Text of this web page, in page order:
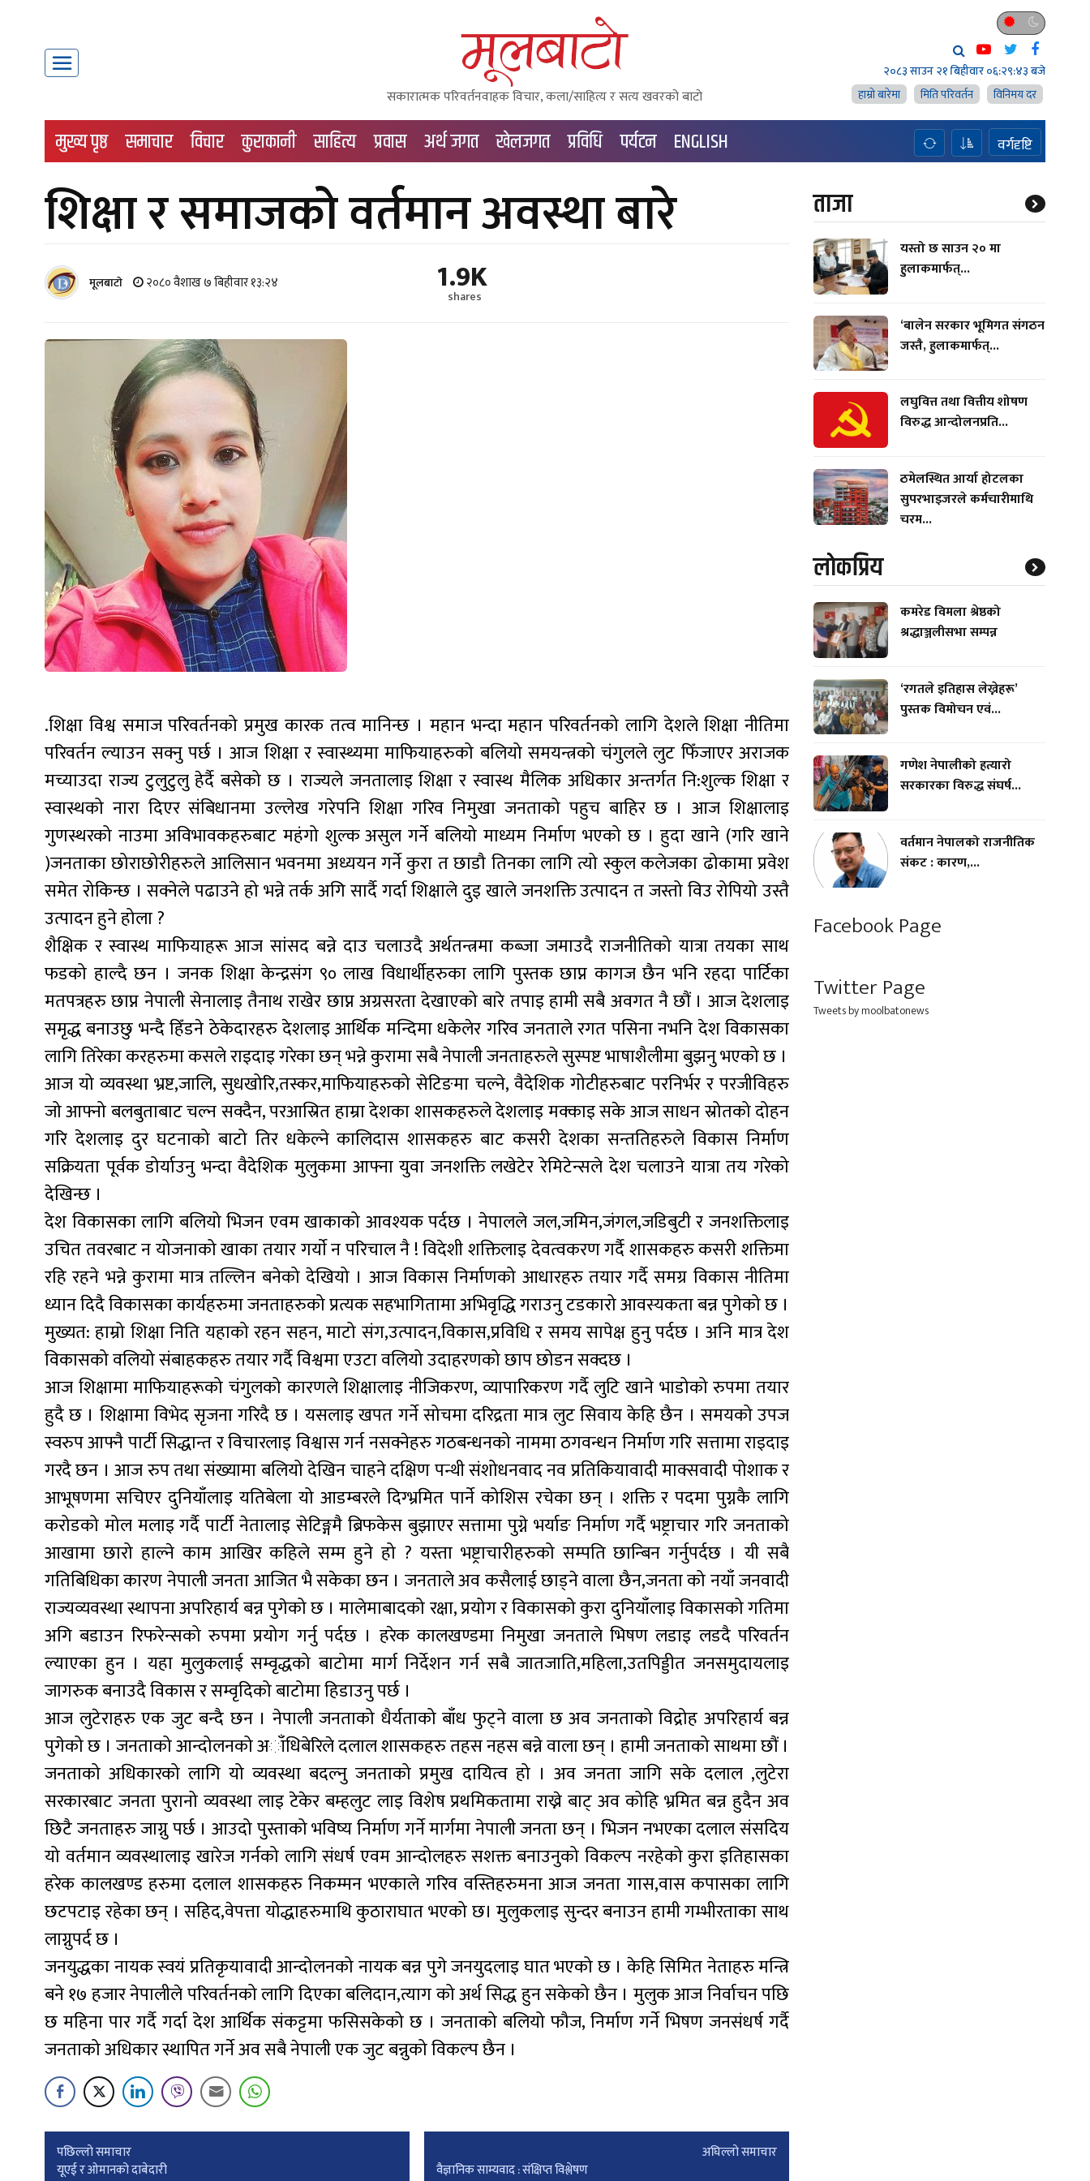
सकारात्मक परिवर्तनवाहक विचार, कला/साहित्य र सत्य खवरको बाटाे
२०८३ साउन २१ बिहीवार०६:२९:४४ बजे
हाम्राे बारेमा
मिति परिवर्तन विनिमय दर
मुख्य पृष्ठ समाचार विचार कुराकानी साहित्य प्रवास अर्थ जगत खेलजगत प्रविधि पर्यटन ENGLISH वर्गदृष्टि
शिक्षा र समाजको वर्तमान अवस्था बारे
मूलबाटाे २०८० वैशाख ७ बिहीवार १३:२४ 1.9K
shares
.शिक्षा विश्व समाज परिवर्तनको प्रमुख कारक तत्व मानिन्छ । महान भन्दा महान परिवर्तनको लागि देशले शिक्षा नीतिमा
परिवर्तन ल्याउन सक्नु पर्छ । आज शिक्षा र स्वास्थ्यमा माफियाहरुको बलियो समयन्त्रको चंगुलले लुट फिँजाएर अराजक
मच्याउदा राज्य टुलुटुलु हेर्दै बसेको छ । राज्यले जनतालाइ शिक्षा र स्वास्थ मैलिक अधिकार अन्तर्गत नि:शुल्क शिक्षा र
स्वास्थको नारा दिएर संबिधानमा उल्लेख गरेपनि शिक्षा गरिव निमुखा जनताको पहुच बाहिर छ । आज शिक्षालाइ
गुणस्थरको नाउमा अविभावकहरुबाट महंगो शुल्क असुल गर्ने बलियो माध्यम निर्माण भएको छ । हुदा खाने (गरि खाने
)जनताका छोराछोरीहरुले आलिसान भवनमा अध्ययन गर्ने कुरा त छाडौ तिनका लागि त्यो स्कुल कलेजका ढोकामा प्रवेश
समेत रोकिन्छ । सक्नेले पढाउने हो भन्ने तर्क अगि सार्दै गर्दा शिक्षाले दुइ खाले जनशक्ति उत्पादन त जस्तो विउ रोपियो उस्तै
उत्पादन हुने होला ?
शैक्षिक र स्वास्थ माफियाहरू आज सांसद बन्ने दाउ चलाउदै अर्थतन्त्रमा कब्जा जमाउदै राजनीतिको यात्रा तयका साथ
फडको हाल्दै छन । जनक शिक्षा केन्द्रसंग ९० लाख विधार्थीहरुका लागि पुस्तक छाप्न कागज छैन भनि रहदा पार्टिका
मतपत्रहरु छाप्न नेपाली सेनालाइ तैनाथ राखेर छाप्न अग्रसरता देखाएको बारे तपाइ हामी सबै अवगत नै छौं । आज देशलाइ
समृद्ध बनाउछु भन्दै हिँडने ठेकेदारहरु देशलाइ आर्थिक मन्दिमा धकेलेर गरिव जनताले रगत पसिना नभनि देश विकासका
लागि तिरेका करहरुमा कसले राइदाइ गरेका छन् भन्ने कुरामा सबै नेपाली जनताहरुले सुस्पष्ट भाषाशैलीमा बुझनु भएको छ ।
आज यो व्यवस्था भ्रष्ट,जालि, सुधखोरि,तस्कर,माफियाहरुको सेटिङमा चल्ने, वैदेशिक गोटीहरुबाट परनिर्भर र परजीविहरु
जो आफ्नो बलबुताबाट चल्न सक्दैन, परआस्रित हाम्रा देशका शासकहरुले देशलाइ मक्काइ सके आज साधन स्रोतको दोहन
गरि देशलाइ दुर घटनाको बाटो तिर धकेल्ने कालिदास शासकहरु बाट कसरी देशका सन्ततिहरुले विकास निर्माण
सक्रियता पूर्वक डोर्याउनु भन्दा वैदेशिक मुलुकमा आफ्ना युवा जनशक्ति लखेटेर रेमिटेन्सले देश चलाउने यात्रा तय गरेको
देखिन्छ ।
देश विकासका लागि बलियो भिजन एवम खाकाको आवश्यक पर्दछ । नेपालले जल,जमिन,जंगल,जडिबुटी र जनशक्तिलाइ
उचित तवरबाट न योजनाको खाका तयार गर्याे न परिचाल नै ! विदेशी शक्तिलाइ देवत्वकरण गर्दै शासकहरु कसरी शक्तिमा
रहि रहने भन्ने कुरामा मात्र तल्लिन बनेको देखियो । आज विकास निर्माणको आधारहरु तयार गर्दै समग्र विकास नीतिमा
ध्यान दिदै विकासका कार्यहरुमा जनताहरुको प्रत्यक सहभागितामा अभिवृद्धि गराउनु टडकारो आवस्यकता बन्न पुगेको छ ।
मुख्यत: हाम्रो शिक्षा निति यहाको रहन सहन, माटो संग,उत्पादन,विकास,प्रविधि र समय सापेक्ष हुनु पर्दछ । अनि मात्र देश
विकासको वलियो संबाहकहरु तयार गर्दै विश्वमा एउटा वलियो उदाहरणको छाप छोडन सक्दछ ।
आज शिक्षामा माफियाहरूको चंगुलको कारणले शिक्षालाइ नीजिकरण, व्यापारिकरण गर्दै लुटि खाने भाडोको रुपमा तयार
हुदै छ । शिक्षामा विभेद सृजना गरिदै छ । यसलाइ खपत गर्ने सोचमा दरिद्रता मात्र लुट सिवाय केहि छैन । समयको उपज
स्वरुप आफ्नै पार्टी सिद्धान्त र विचारलाइ विश्वास गर्न नसक्नेहरु गठबन्धनको नाममा ठगवन्धन निर्माण गरि सत्तामा राइदाइ
गरदै छन । आज रुप तथा संख्यामा बलियो देखिन चाहने दक्षिण पन्थी संशोधनवाद नव प्रतिकियावादी माक्सवादी पोशाक र
आभूषणमा सचिएर दुनियाँलाइ यतिबेला यो आडम्बरले दिग्भ्रमित पार्ने कोशिस रचेका छन् । शक्ति र पदमा पुग्नकै लागि
करोडको मोल मलाइ गर्दै पार्टी नेतालाइ सेटिङ्गमै ब्रिफकेस बुझाएर सत्तामा पुग्ने भर्याङ निर्माण गर्दै भष्ट्राचार गरि जनताको
आखामा छारो हाल्ने काम आखिर कहिले सम्म हुने हो ? यस्ता भष्ट्राचारीहरुको सम्पति छान्बिन गर्नुपर्दछ । यी सबै
गतिबिधिका कारण नेपाली जनता आजित भै सकेका छन । जनताले अव कसैलाई छाड्ने वाला छैन,जनता को नयाँ जनवादी
राज्यव्यवस्था स्थापना अपरिहार्य बन्न पुगेको छ । मालेमाबादको रक्षा, प्रयोग र विकासको कुरा दुनियाँलाइ विकासको गतिमा
अगि बडाउन रिफरेन्सको रुपमा प्रयोग गर्नु पर्दछ । हरेक कालखण्डमा निमुखा जनताले भिषण लडाइ लडदै परिवर्तन
ल्याएका हुन । यहा मुलुकलाई सम्वृद्धको बाटोमा मार्ग निर्देशन गर्न सबै जातजाति,महिला,उतपिड्डीत जनसमुदायलाइ
जागरुक बनाउदै विकास र सम्वृदिको बाटोमा हिडाउनु पर्छ ।
आज लुटेराहरु एक जुट बन्दै छन । नेपाली जनताको धैर्यताको बाँध फुट्ने वाला छ अव जनताको विद्रोह अपरिहार्य बन्न
पुगेको छ । जनताको आन्दोलनको अाँधिबेरिले दलाल शासकहरु तहस नहस बन्ने वाला छन् । हामी जनताको साथमा छौं ।
जनताको अधिकारको लागि यो व्यवस्था बदल्नु जनताको प्रमुख दायित्व हो । अव जनता जागि सके दलाल ,लुटेरा
सरकारबाट जनता पुरानो व्यवस्था लाइ टेकेर बम्हलुट लाइ विशेष प्रथमिकतामा राख्ने बाट् अव कोहि भ्रमित बन्न हुदैन अव
छिटै जनताहरु जाग्नु पर्छ । आउदो पुस्ताको भविष्य निर्माण गर्ने मार्गमा नेपाली जनता छन् । भिजन नभएका दलाल संसदिय
यो वर्तमान व्यवस्थालाइ खारेज गर्नको लागि संधर्ष एवम आन्दोलहरु सशक्त बनाउनुको विकल्प नरहेको कुरा इतिहासका
हरेक कालखण्ड हरुमा दलाल शासकहरु निकम्मन भएकाले गरिव वस्तिहरुमना आज जनता गास,वास कपासका लागि
छटपटाइ रहेका छन् । सहिद,वेपत्ता योद्धाहरुमाथि कुठाराघात भएको छ। मुलुकलाइ सुन्दर बनाउन हामी गम्भीरताका साथ
लाग्नुपर्द छ ।
जनयुद्धका नायक स्वयं प्रतिकृयावादी आन्दोलनको नायक बन्न पुगे जनयुदलाइ घात भएको छ । केहि सिमित नेताहरु मन्त्रि
बने १७ हजार नेपालीले परिवर्तनको लागि दिएका बलिदान,त्याग को अर्थ सिद्ध हुन सकेको छैन । मुलुक आज निर्वाचन पछि
छ महिना पार गर्दै गर्दा देश आर्थिक संकट्टमा फसिसकेको छ । जनताको बलियो फौज, निर्माण गर्ने भिषण जनसंधर्ष गर्दै
जनताको अधिकार स्थापित गर्ने अव सबै नेपाली एक जुट बन्नुको विकल्प छैन ।
Post
पछिल्लाे समाचार
यूएई र ओमानको दाबेदारी
अघिल्लाे समाचार
वैज्ञानिक साम्यवाद : संक्षिप्त विश्लेषण
ताजा
यस्तो छ साउन २० मा
हुलाकमार्फत्...
‘बालेन सरकार भूमिगत संगठन
जस्तै, हुलाकमार्फत्...
लघुवित्त तथा वित्तीय शोषण
विरुद्ध आन्दोलनप्रति...
ठमेलस्थित आर्या होटलका
सुपरभाइजरले कर्मचारीमाथि
चरम...
लाेकप्रिय
कमरेड विमला श्रेष्ठको
श्रद्धाञ्जलीसभा सम्पन्न
‘रगतले इतिहास लेख्नेहरू’
पुस्तक विमोचन एवं...
गणेश नेपालीको हत्यारो
सरकारका विरुद्ध संघर्ष...
वर्तमान नेपालको राजनीतिक
संकट : कारण,...
Facebook Page
Twitter Page
Tweets by moolbatonews